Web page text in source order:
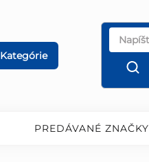
Kategórie
PREDÁVANÉ ZNAČKY